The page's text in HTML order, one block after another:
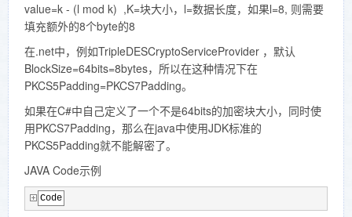
value=k - (l mod k) ,K=块大小，l=数据长度，如果l=8, 则需要
填充额外的8个byte的8
在.net中，例如TripleDESCryptoServiceProvider ，默认
BlockSize=64bits=8bytes，所以在这种情况下在
PKCS5Padding=PKCS7Padding。
如果在C#中自己定义了一个不是64bits的加密块大小，同时使
用PKCS7Padding，那么在java中使用JDK标准的
PKCS5Padding就不能解密了。
JAVA Code示例
Code